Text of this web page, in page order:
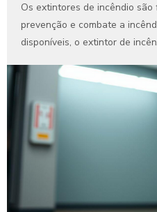
Os extintores de incêndio
prevenção e combate a
disponíveis, o extintor de